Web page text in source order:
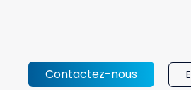
Contactez-nous